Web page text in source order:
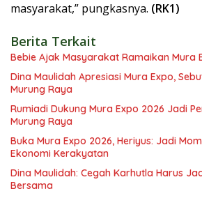
masyarakat,” pungkasnya. (RK1)
Berita Terkait
Bebie Ajak Masyarakat Ramaikan Mura
Dina Maulidah Apresiasi Mura Expo,
Murung Raya
Rumiadi Dukung Mura Expo 2026 Jadi
Murung Raya
Buka Mura Expo 2026, Heriyus: Jadi
Ekonomi Kerakyatan
Dina Maulidah: Cegah Karhutla Harus
Bersama